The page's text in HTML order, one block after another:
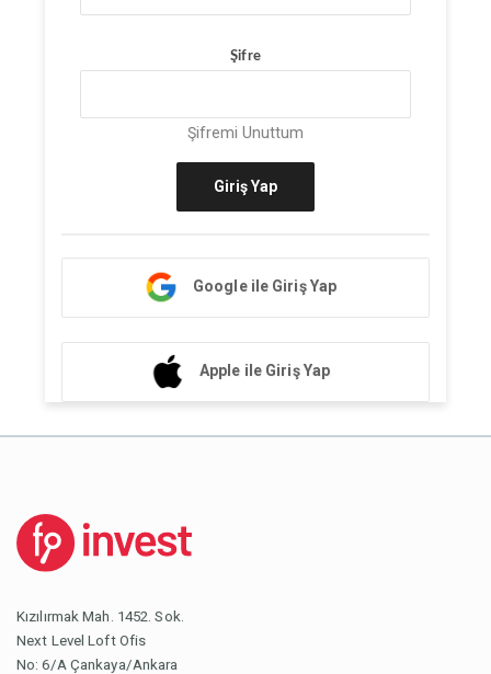
Şifre
Şifremi Unuttum
Giriş Yap
Google ile Giriş Yap
Apple ile Giriş Yap
Kızılırmak Mah. 1452. Sok.
Next Level Loft Ofis
No: 6/A Çankaya/Ankara